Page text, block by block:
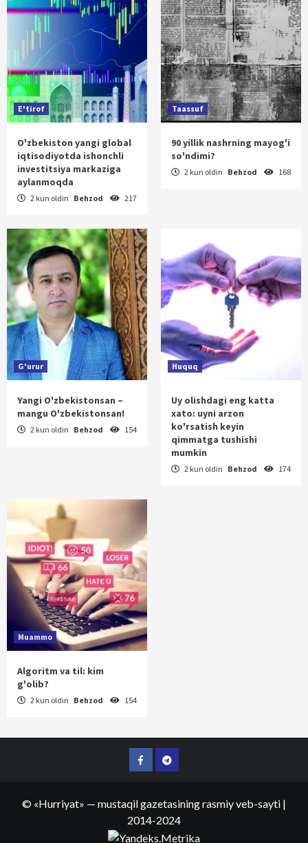
E'tirof
O'zbekiston yangi global
iqtisodiyotda ishonchli
investitsiya markaziga
aylanmoqda
2 kun oldin Behzod 217
Taassuf
90 yillik nashrning mayog'i
so'ndimi?
2 kun oldin Behzod 168
G'urur
Yangi O'zbekistonsan –
mangu O'zbekistonsan!
2 kun oldin Behzod 154
Huquq
Uy olishdagi eng katta
xato: uyni arzon
ko'rsatish keyin
qimmatga tushishi
mumkin
2 kun oldin Behzod 174
Muammo
Algoritm va til: kim
g'olib?
2 kun oldin Behzod 154
FacebookTelegram
© «Hurriyat» — mustaqil gazetasining rasmiy veb-sayti |
2014-2024